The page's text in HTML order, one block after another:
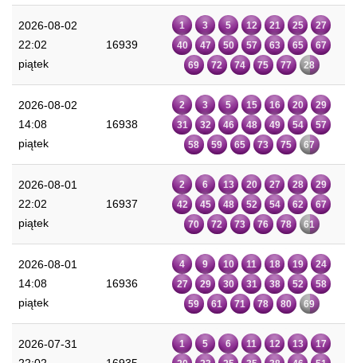
2026-08-02
22:02
piątek
16939
1 3 5 12 21 25
27
40
47 50 57 63 65
67
69
72 74 75 77 28
2026-08-02
14:08
piątek
16938
2 3 5 15 16 20
29
31
32 46 48 49 54
57
58
59 65 73 75 67
2026-08-01
22:02
piątek
16937
2 6 13 20 27 28
29
42
45 48 52 54 62
67
70
72 73 76 78 61
2026-08-01
14:08
piątek
16936
4 9 10 11 18 19
24
27
29 30 31 38 52
58
59
61 71 78 80 69
2026-07-31
1 5 6 11 12 13
17